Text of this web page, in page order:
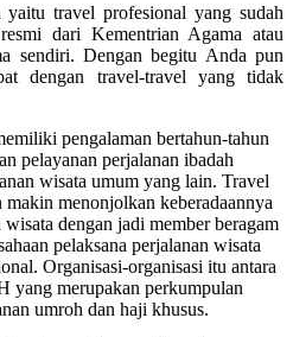
travel profesional yang sudah
dari Kementrian Agama atau
sendiri. Dengan begitu Anda pun
dengan travel-travel yang tidak
pengalaman bertahun-tahun
pelayanan perjalanan ibadah
wisata umum yang lain. Travel
menonjolkan keberadaannya
dengan jadi member beragam
pelaksana perjalanan wisata
Organisasi-organisasi itu antara
merupakan perkumpulan
umroh dan haji khusus.